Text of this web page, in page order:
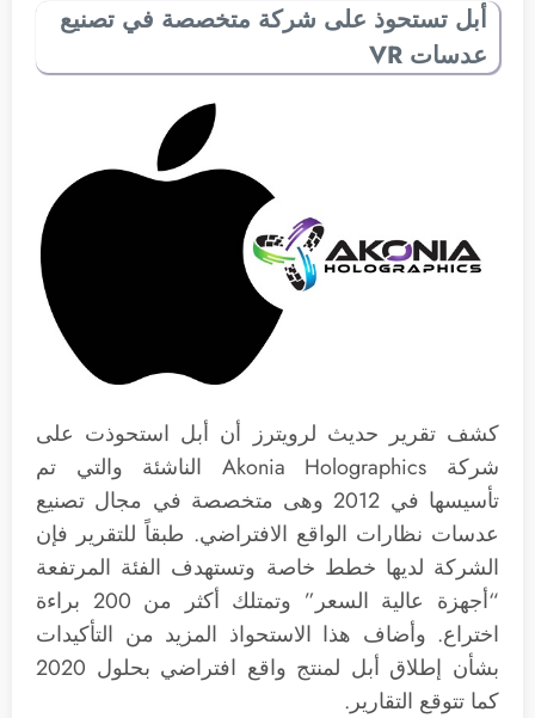
أبل تستحوذ على شركة متخصصة في تصنيع
عدسات VR
كشف تقرير حديث لرويترز أن أبل استحوذت على
شركة Akonia Holographics الناشئة والتي تم
تأسيسها في 2012 وهى متخصصة في مجال تصنيع
عدسات نظارات الواقع الافتراضي. طبقاً للتقرير فإن
الشركة لديها خطط خاصة وتستهدف الفئة المرتفعة
“أجهزة عالية السعر” وتمتلك أكثر من 200 براءة
اختراع. وأضاف هذا الاستحواذ المزيد من التأكيدات
بشأن إطلاق أبل لمنتج واقع افتراضي بحلول 2020
كما تتوقع التقارير.